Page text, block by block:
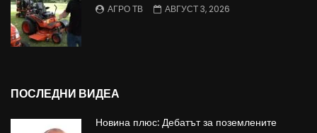
АГРО ТВ АВГУСТ 3, 2026
ПОСЛЕДНИ ВИДЕА
Новина плюс: Дебатът за поземлените